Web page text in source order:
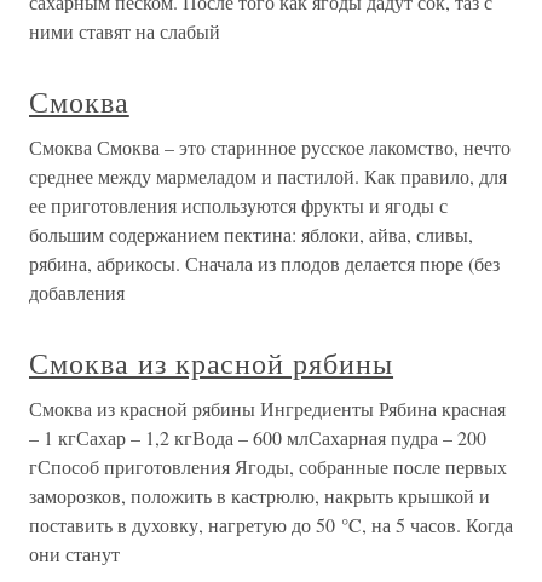
ними ставят на слабый
Смоква
Смоква Смоква – это старинное русское лакомство, нечто
среднее между мармеладом и пастилой. Как правило, для
ее приготовления используются фрукты и ягоды с
большим содержанием пектина: яблоки, айва, сливы,
рябина, абрикосы. Сначала из плодов делается пюре (без
добавления
Смоква из красной рябины
Смоква из красной рябины Ингредиенты Рябина красная
– 1 кгСахар – 1,2 кгВода – 600 млСахарная пудра – 200
гСпособ приготовления Ягоды, собранные после первых
заморозков, положить в кастрюлю, накрыть крышкой и
поставить в духовку, нагретую до 50 °C, на 5 часов. Когда
они станут